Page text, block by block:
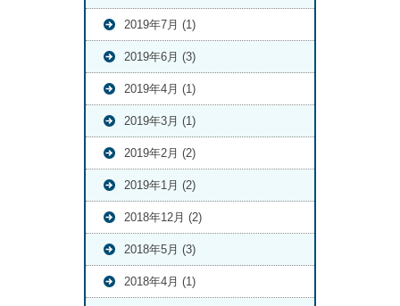
2019年7月 (1)
2019年6月 (3)
2019年4月 (1)
2019年3月 (1)
2019年2月 (2)
2019年1月 (2)
2018年12月 (2)
2018年5月 (3)
2018年4月 (1)